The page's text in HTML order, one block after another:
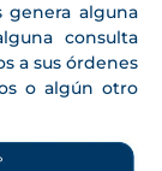
genera alguna
consulta
a sus órdenes
o algún otro